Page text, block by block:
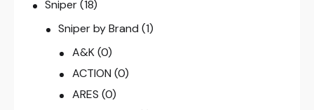
Sniper(18)
Sniper by Brand (1)
A&K (0)
ACTION (0)
ARES (0)